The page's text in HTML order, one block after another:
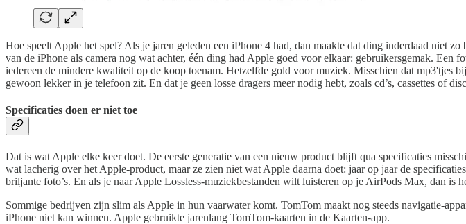
Hoe speelt Apple het spel? Als je jaren geleden een iPhone 4 had, dan maakte dat ding inderdaad niet
van de iPhone als camera nog wat achter, één ding had Apple goed voor elkaar: gebruikersgemak. Een
iedereen de mindere kwaliteit op de koop toenam. Hetzelfde gold voor muziek. Misschien dat mp3'tjes
gewoon lekker in je telefoon zit. En dat je geen losse dragers meer nodig hebt, zoals cd’s, cassettes of
Specificaties doen er niet toe
Dat is wat Apple elke keer doet. De eerste generatie van een nieuw product blijft qua specificaties
wat lacherig over het Apple-product, maar ze zien niet wat Apple daarna doet: jaar op jaar de
briljante foto’s. En als je naar Apple Lossless-muziekbestanden wilt luisteren op je AirPods Max, dan is
Sommige bedrijven zijn slim als Apple in hun vaarwater komt. TomTom maakt nog steeds navigatie-
iPhone niet kan winnen. Apple gebruikte jarenlang TomTom-kaarten in de Kaarten-app.